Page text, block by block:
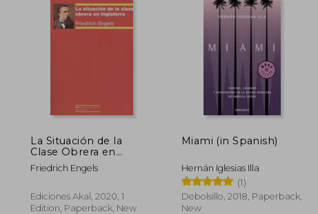
La Situación de la
Clase Obrera en
Inglaterra (in Spanish)
Friedrich Engels
Ediciones Akal, 2020, 1
Edition, Paperback, New
Miami (in Spanish)
Hernán Iglesias Illa
(1)
Debolsillo, 2018, Paperback,
New